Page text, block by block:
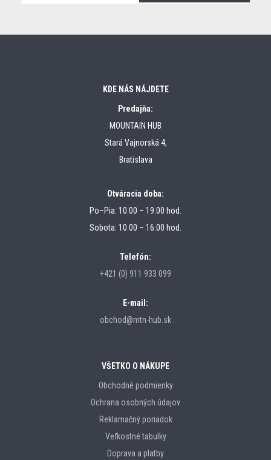
KDE NÁS NÁJDETE
Predajňa:
MOUNTAIN HUB
Stará Vajnorská 4,
Bratislava
Otváracia doba:
Po–Pia: 10.00 – 19.00 hod.
Sobota: 10.00 – 16.00 hod.
Telefón:
+421 (0) 911 933 099
E-mail:
obchod@mtn-hub.sk
VŠETKO O NÁKUPE
Obchodné podmienky
Ochrana osobných údajov
Reklamačný poriadok
Veľkostné tabulky
Doprava a platby